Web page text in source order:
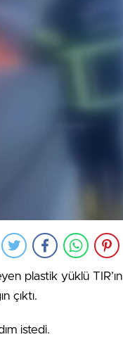
plastik yüklü TIR’ın
çıktı.
istedi.